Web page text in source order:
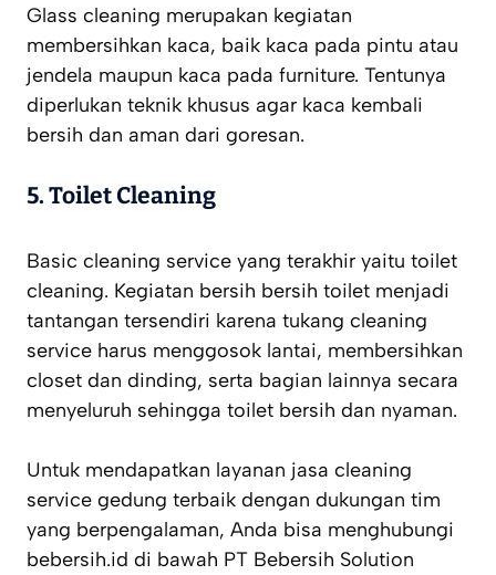
Glass cleaning merupakan kegiatan
membersihkan kaca, baik kaca pada pintu atau
jendela maupun kaca pada furniture. Tentunya
diperlukan teknik khusus agar kaca kembali
bersih dan aman dari goresan.
5.Toilet Cleaning
Basic cleaning service yang terakhir yaitu toilet
cleaning. Kegiatan bersih bersih toilet menjadi
tantangan tersendiri karena tukang cleaning
service harus menggosok lantai, membersihkan
closet dan dinding, serta bagian lainnya secara
menyeluruh sehingga toilet bersih dan nyaman.
Untuk mendapatkan layanan jasa cleaning
service gedung terbaik dengan dukungan tim
yang berpengalaman, Anda bisa menghubungi
bebersih.id di bawah PT Bebersih Solution